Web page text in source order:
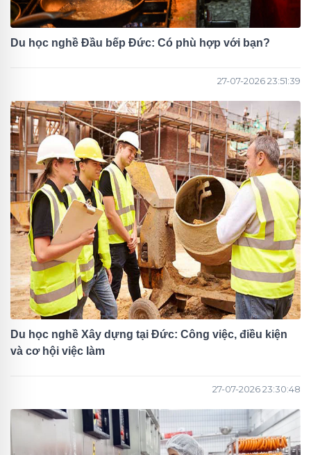
Du học nghề Đầu bếp Đức: Có phù hợp với bạn?
27-07-2026 23:51:39
Du học nghề Xây dựng tại Đức: Công việc, điều kiện
và cơ hội việc làm
27-07-2026 23:30:48